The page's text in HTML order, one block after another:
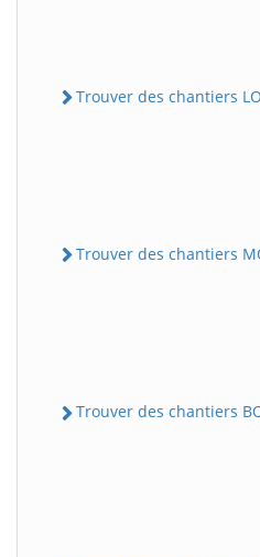
Trouver des chantiers
Trouver des chantiers
Trouver des chantiers